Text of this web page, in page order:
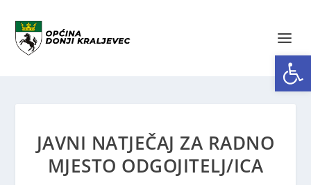
Open toolbar
JAVNI NATJEČAJ ZA RADNO
MJESTO ODGOJITELJ/ICA